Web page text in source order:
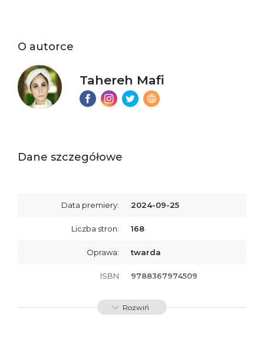
O autorce
Tahereh Mafi
Dane szczegółowe
Data premiery: 2024-09-25
Liczba stron: 168
Oprawa: twarda
ISBN 9788367974509
SKU: K800791
Rozwiń